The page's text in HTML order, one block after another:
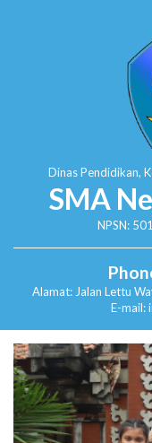
Dinas Pendidikan,
SMA
NPSN:
Alamat: Jalan Lettu
E-mail: